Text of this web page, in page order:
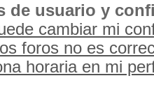
de usuario y
cambiar mi
foros no es
horaria en mi